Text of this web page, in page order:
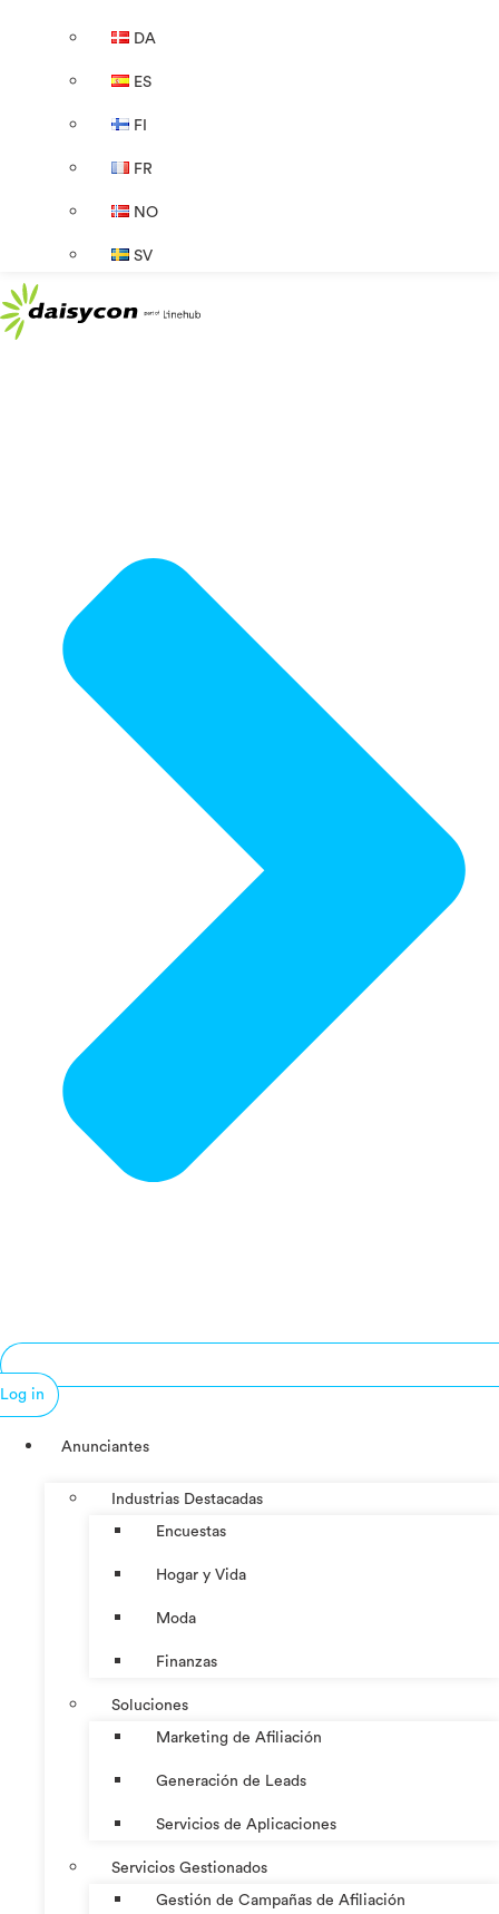
DA
ES
FI
FR
NO
SV
Log in
Anunciantes
Industrias Destacadas
Encuestas
Hogar y Vida
Moda
Finanzas
Soluciones
Marketing de Afiliación
Generación de Leads
Servicios de Aplicaciones
Servicios Gestionados
Gestión de Campañas de Afiliación